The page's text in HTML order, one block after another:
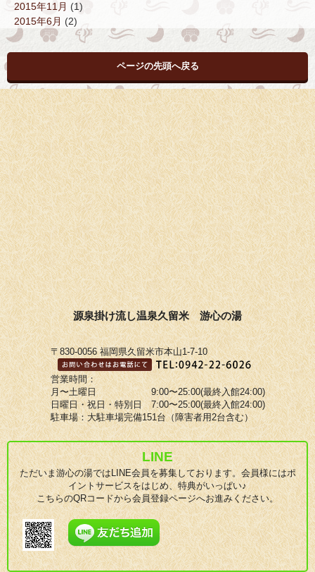
2015年11月 (1)
2015年6月 (2)
ページの先頭へ戻る
源泉掛け流し温泉久留米 游心の湯
〒830-0056 福岡県久留米市本山1-7-10
営業時間：
月〜土曜日 9:00〜25:00(最終入館24:00)
日曜日・祝日・特別日 7:00〜25:00(最終入館24:00)
駐車場：大駐車場完備151台（障害者用2台含む）
LINE
ただいま游心の湯ではLINE会員を募集しております。会員様にはポ
イントサービスをはじめ、特典がいっぱい♪
こちらのQRコードから会員登録ページへお進みください。